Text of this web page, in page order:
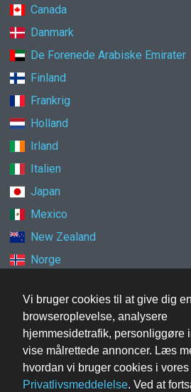
Vi bruger cookies til at give dig
browseroplevelse, analysere
hjemmesidetrafik, personliggøre
vise målrettede annoncer. Læs
hvordan vi bruger cookies i vores
Privatlivsmeddelelse. Ved at
Canada
Danmark
De Forenede Arabiske Emirater
Finland
Frankrig
Holland
Irland
Italien
Japan
Mexico
New Zealand
Norge
Schweiz
Singapore
Spanien
Storbritannien